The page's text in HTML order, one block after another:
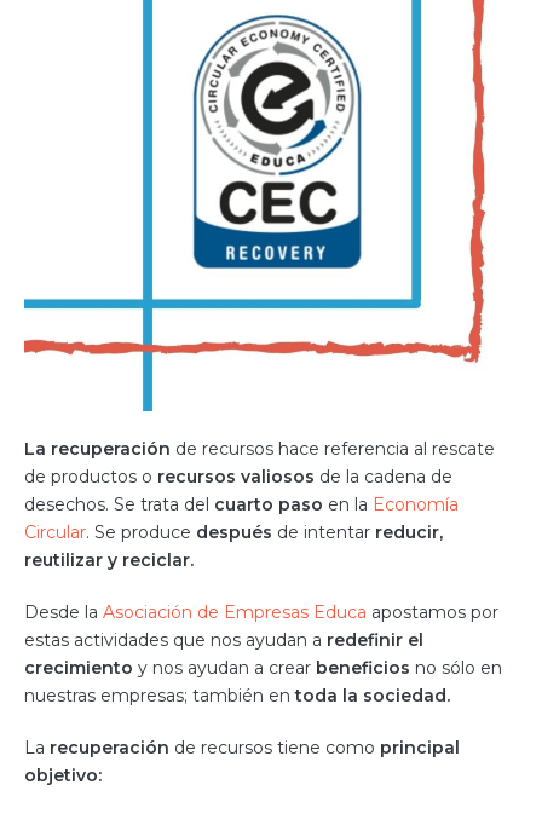
La recuperación de recursos hace referencia al rescate
de productos o recursos valiosos de la cadena de
desechos. Se trata del cuarto paso en la Economía
Circular. Se produce después de intentar reducir,
reutilizar y reciclar.
Desde la Asociación de Empresas Educa apostamos por
estas actividades que nos ayudan a redefinir el
crecimiento y nos ayudan a crear beneficios no sólo en
nuestras empresas; también en toda la sociedad.
La recuperación de recursos tiene como principal
objetivo: